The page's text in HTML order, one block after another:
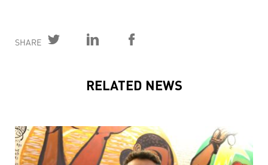
SHARE
RELATED NEWS